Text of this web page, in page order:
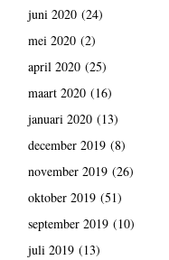
juni 2020(24)
mei 2020(2)
april 2020(25)
maart 2020(16)
januari 2020(13)
december 2019(8)
november 2019(26)
oktober 2019(51)
september 2019(10)
juli 2019(13)